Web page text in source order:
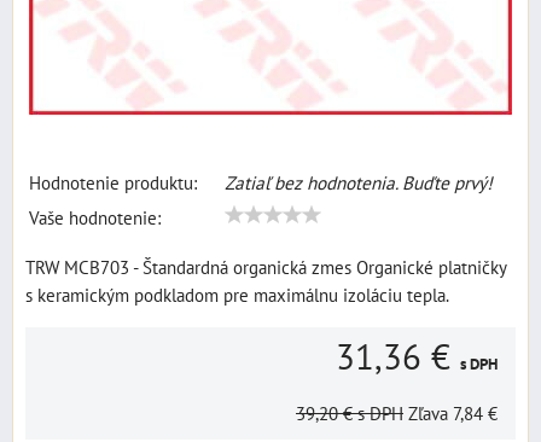
Hodnotenie produktu:
Zatiaľ bez hodnotenia. Buďte prvý!
Vaše hodnotenie:
TRW MCB703 - Štandardná organická zmes Organické platničky
s keramickým podkladom pre maximálnu izoláciu tepla.
31,36 € s DPH
39,20 € s DPH Zľava 7,84 €